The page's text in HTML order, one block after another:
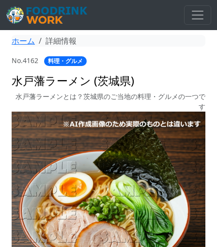
ホーム 詳細情報
No.4162 料理・グルメ
水戸藩ラーメン (茨城県)
水戸藩ラーメンとは？茨城県のご当地の料理・グルメの一つで
す